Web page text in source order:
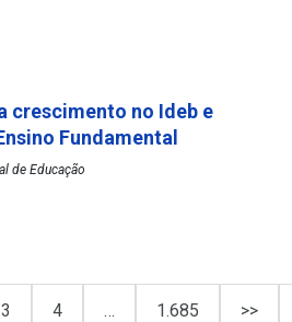
crescimento no Ideb e
Fundamental
de Educação
3 4 … 1.685 >>